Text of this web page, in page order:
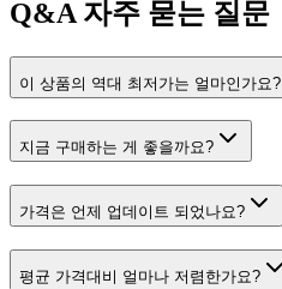
Q&A 자주 묻는 질문
이 상품의 역대 최저가는 얼마인가요?
지금 구매하는 게 좋을까요?
가격은 언제 업데이트 되었나요?
평균 가격대비 얼마나 저렴한가요?